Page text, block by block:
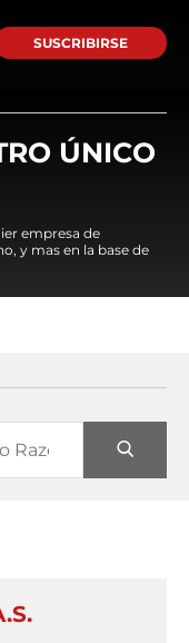
SUSCRIBIRSE
ÚNICO
empresa de
y mas en la base de